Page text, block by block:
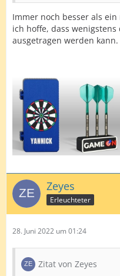
Immer noch besser als
ich hoffe, dass
ausgetragen werden kann.
Zeyes
Erleuchteter
28. Juni 2022 um 01:24
Zitat von Zeyes